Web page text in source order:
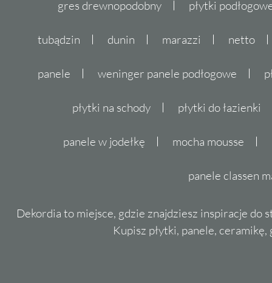
gres drewnopodobny płytki
tubądzin dunin marazzi netto
panele weninger panele podłogowe
płytki na schody płytki do łazienki
panele w jodełkę mocha mousse
panele classen
Dekordia to miejsce, gdzie znajdziesz inspiracje do
Kupisz płytki, panele,